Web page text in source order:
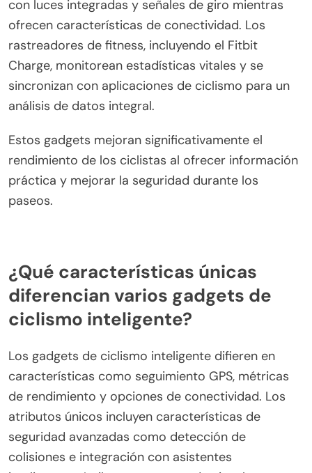
velocidad, distancia, frecuencia cardíaca y avisos
de navegación.
Las computadoras de ciclismo GPS, como la serie
Garmin Edge, ofrecen un seguimiento de ubicación
preciso y análisis de rendimiento. Los cascos
con luces integradas y señales de giro mientras
ofrecen características de conectividad. Los
rastreadores de fitness, incluyendo el Fitbit
Charge, monitorean estadísticas vitales y se
Estos gadgets mejoran significativamente el
rendimiento de los ciclistas al ofrecer información
práctica y mejorar la seguridad durante los
¿Qué características únicas
diferencian varios gadgets de
ciclismo inteligente?